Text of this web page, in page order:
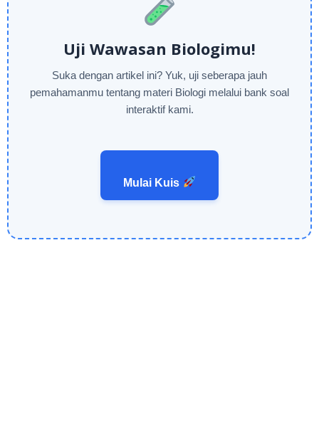
Uji Wawasan Biologimu!
Suka dengan artikel ini? Yuk, uji seberapa jauh
pemahamanmu tentang materi Biologi melalui bank soal
interaktif kami.
Mulai Kuis